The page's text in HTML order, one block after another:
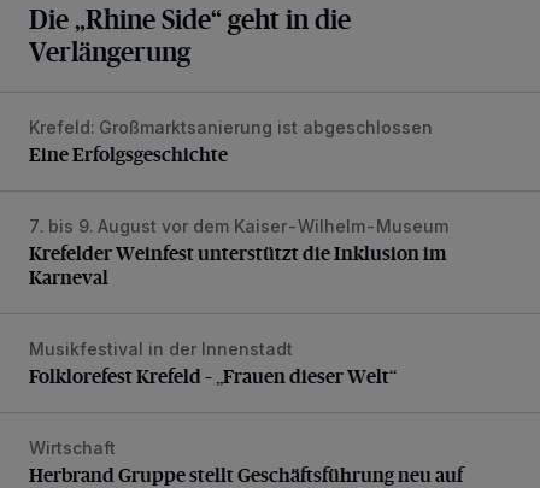
Die „Rhine Side“ geht in die
Verlängerung
Eine Erfolgsgeschichte
Krefeld: Großmarktsanierung ist abgeschlossen
Eine Erfolgsgeschichte
Krefelder Weinfest unterstützt die Inklusion im Karneval
7. bis 9. August vor dem Kaiser-Wilhelm-Museum
Krefelder Weinfest unterstützt die Inklusion im
Karneval
Folklorefest Krefeld – „Frauen dieser Welt“
Musikfestival in der Innenstadt
Folklorefest Krefeld – „Frauen dieser Welt“
Herbrand Gruppe stellt Geschäftsführung neu auf
Wirtschaft
Herbrand Gruppe stellt Geschäftsführung neu auf